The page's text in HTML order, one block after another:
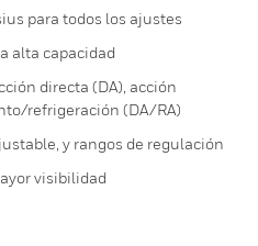
para todos los ajustes
alta capacidad
directa (DA), acción
refrigeración (DA/RA)
y rangos de regulación
visibilidad